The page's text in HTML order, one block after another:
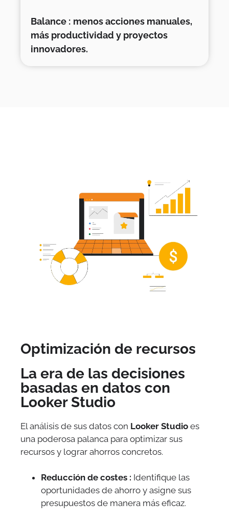
Balance : menos acciones manuales,
más productividad y proyectos
innovadores.
Optimización de recursos
La era de las decisiones
basadas en datos con
Looker Studio
El análisis de sus datos con Looker Studio es
una poderosa palanca para optimizar sus
recursos y lograr ahorros concretos.
Reducción de costes : Identifique las
oportunidades de ahorro y asigne sus
presupuestos de manera más eficaz.